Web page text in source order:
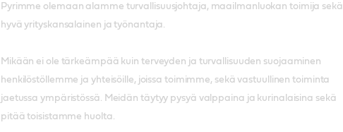
Pyrimme olemaan alamme turvallisuusjohtaja, maailmanluokan toimija sekä
hyvä yrityskansalainen ja työnantaja.
Mikään ei ole tärkeämpää kuin terveyden ja turvallisuuden suojaaminen
henkilöstöllemme ja yhteisöille, joissa toimimme, sekä vastuullinen toiminta
jaetussa ympäristössä. Meidän täytyy pysyä valppaina ja kurinalaisina sekä
pitää toisistamme huolta.